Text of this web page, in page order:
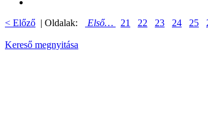
< Előző | Oldalak: Első… 21 22 23 24 25
Kereső megnyitása